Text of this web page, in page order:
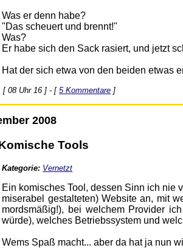
Was er denn habe?
"Das scheuert und brennt!"
Was?
Er habe sich den Sack rasiert, und jetzt
Hat der sich etwa von den beiden etwas
[ 08 Uhr 16 ] - [5 Kommentare ]
2008
Tools
Kategorie: Vernetzt
Ein komisches Tool, dessen Sinn ich nie
miserabel gestalteten) Website an, mit
mordsmäßig!), bei welchem Provider
würde), welches Betriebssystem und
Wems Spaß macht... aber da hat ja nun